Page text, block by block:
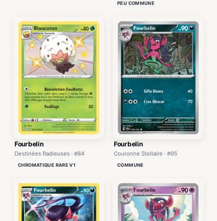
PEU COMMUNE
Fourbelin
Destinées Radieuses · #84
CHROMATIQUE RARE V1
Fourbelin
Couronne Stellaire · #95
COMMUNE